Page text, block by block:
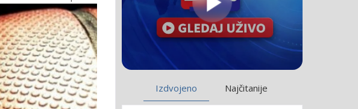
Izdvojeno Najčitanije